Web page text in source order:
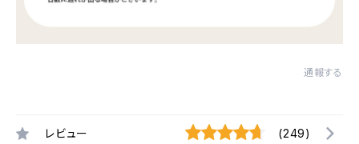
通報する
レビュー (249)